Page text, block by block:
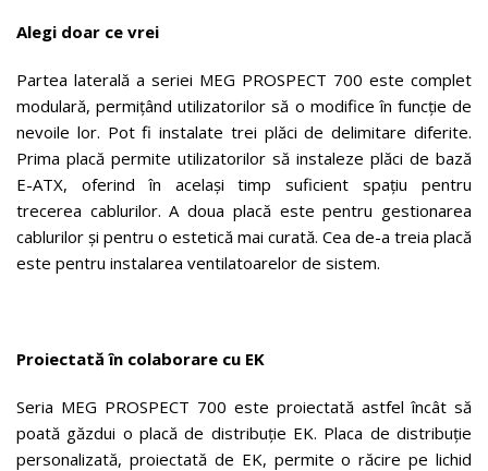
Alegi doar ce vrei
Partea laterală a seriei MEG PROSPECT 700 este complet
modulară, permițând utilizatorilor să o modifice în funcție de
nevoile lor. Pot fi instalate trei plăci de delimitare diferite.
Prima placă permite utilizatorilor să instaleze plăci de bază
E-ATX, oferind în același timp suficient spațiu pentru
trecerea cablurilor. A doua placă este pentru gestionarea
cablurilor și pentru o estetică mai curată. Cea de-a treia placă
este pentru instalarea ventilatoarelor de sistem.
Proiectată în colaborare cu EK
Seria MEG PROSPECT 700 este proiectată astfel încât să
poată găzdui o placă de distribuție EK. Placa de distribuție
personalizată, proiectată de EK, permite o răcire pe lichid